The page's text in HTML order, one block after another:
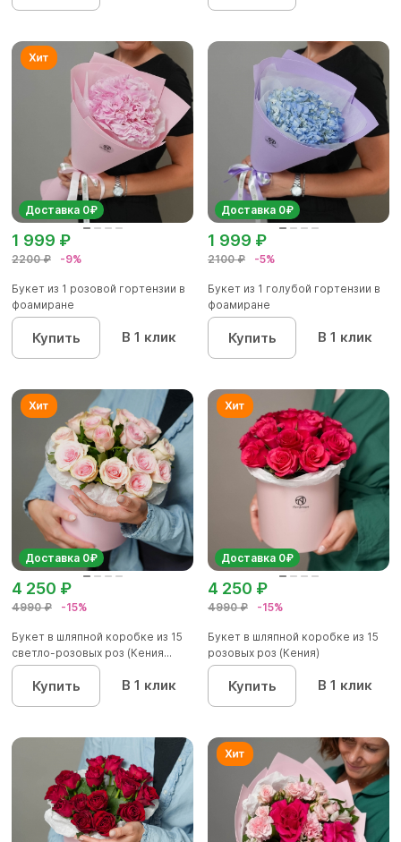
Доставка 0₽
2200 ₽ -9%
1 999 ₽
Букет из 1 розовой гортензии в
фоамиране
Купить В 1 клик
Доставка 0₽
2100 ₽ -5%
1 999 ₽
Букет из 1 голубой гортензии в
фоамиране
Купить В 1 клик
Доставка 0₽
4990 ₽ -15%
4 250 ₽
Букет в шляпной коробке из 15
светло-розовых роз (Кения...
Купить В 1 клик
Доставка 0₽
4990 ₽ -15%
4 250 ₽
Букет в шляпной коробке из 15
розовых роз (Кения)
Купить В 1 клик